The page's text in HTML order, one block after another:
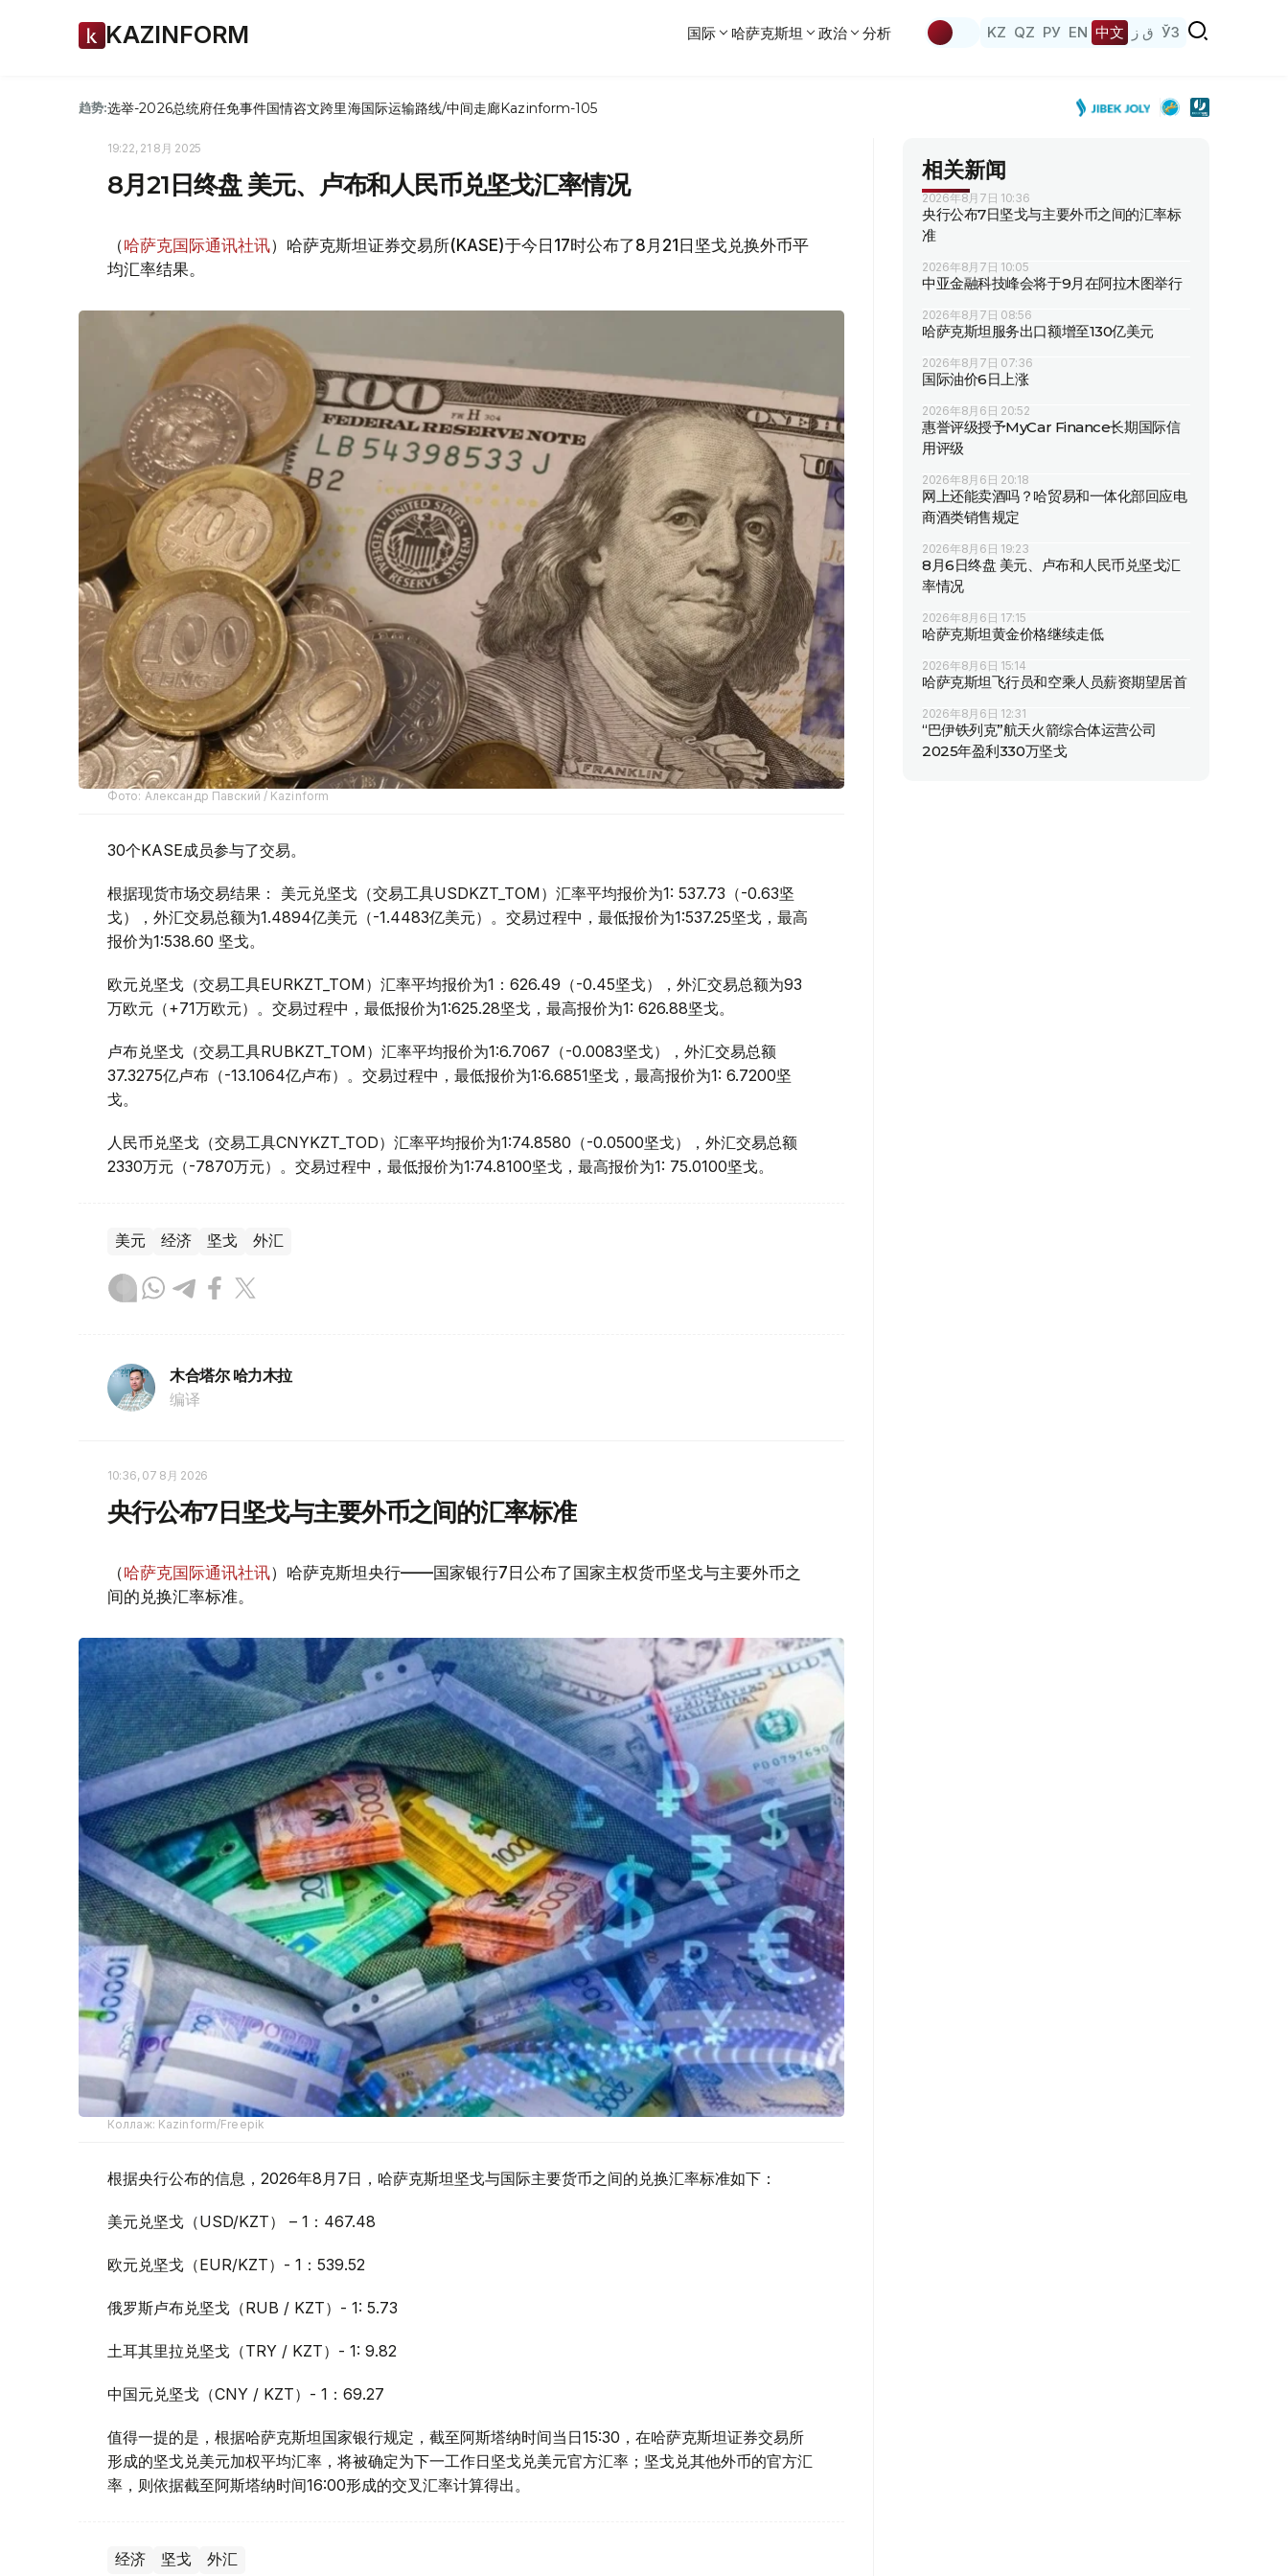
KAZINFORM 国际 哈萨克斯坦 政治 分析 KZ QZ РУ EN 中文 ق ز ЎЗ
趋势:选举-2026总统府任免事件国情咨文跨里海国际运输路线/中间走廊Kazinform-105
19:22, 21 8月 2025
8月21日终盘 美元、卢布和人民币兑坚戈汇率情况
（哈萨克国际通讯社讯）哈萨克斯坦证券交易所(KASE)于今日17时公布了8月21日坚戈兑换外币平
均汇率结果。
Фото: Александр Павский / Kazinform
30个KASE成员参与了交易。
根据现货市场交易结果： 美元兑坚戈（交易工具USDKZT_TOM）汇率平均报价为1: 537.73（-0.63坚
戈），外汇交易总额为1.4894亿美元（-1.4483亿美元）。交易过程中，最低报价为1:537.25坚戈，最高
报价为1:538.60 坚戈。
欧元兑坚戈（交易工具EURKZT_TOM）汇率平均报价为1：626.49（-0.45坚戈），外汇交易总额为93
万欧元（+71万欧元）。交易过程中，最低报价为1:625.28坚戈，最高报价为1: 626.88坚戈。
卢布兑坚戈（交易工具RUBKZT_TOM）汇率平均报价为1:6.7067（-0.0083坚戈），外汇交易总额
37.3275亿卢布（-13.1064亿卢布）。交易过程中，最低报价为1:6.6851坚戈，最高报价为1: 6.7200坚
戈。
人民币兑坚戈（交易工具CNYKZT_TOD）汇率平均报价为1:74.8580（-0.0500坚戈），外汇交易总额
2330万元（-7870万元）。交易过程中，最低报价为1:74.8100坚戈，最高报价为1: 75.0100坚戈。
美元 经济 坚戈 外汇
木合塔尔 哈力木拉
编译
10:36, 07 8月 2026
央行公布7日坚戈与主要外币之间的汇率标准
（哈萨克国际通讯社讯）哈萨克斯坦央行——国家银行7日公布了国家主权货币坚戈与主要外币之
间的兑换汇率标准。
Коллаж: Kazinform/Freepik
根据央行公布的信息，2026年8月7日，哈萨克斯坦坚戈与国际主要货币之间的兑换汇率标准如下：
美元兑坚戈（USD/KZT） – 1：467.48
欧元兑坚戈（EUR/KZT）- 1：539.52
俄罗斯卢布兑坚戈（RUB / KZT）- 1: 5.73
土耳其里拉兑坚戈（TRY / KZT）- 1: 9.82
中国元兑坚戈（CNY / KZT）- 1：69.27
值得一提的是，根据哈萨克斯坦国家银行规定，截至阿斯塔纳时间当日15:30，在哈萨克斯坦证券交易所
形成的坚戈兑美元加权平均汇率，将被确定为下一工作日坚戈兑美元官方汇率；坚戈兑其他外币的官方汇
率，则依据截至阿斯塔纳时间16:00形成的交叉汇率计算得出。
经济 坚戈 外汇
相关新闻
2026年8月7日 10:36
央行公布7日坚戈与主要外币之间的汇率标
准
2026年8月7日 10:05
中亚金融科技峰会将于9月在阿拉木图举行
2026年8月7日 08:56
哈萨克斯坦服务出口额增至130亿美元
2026年8月7日 07:36
国际油价6日上涨
2026年8月6日 20:52
惠誉评级授予MyCar Finance长期国际信
用评级
2026年8月6日 20:18
网上还能卖酒吗？哈贸易和一体化部回应电
商酒类销售规定
2026年8月6日 19:23
8月6日终盘 美元、卢布和人民币兑坚戈汇
率情况
2026年8月6日 17:15
哈萨克斯坦黄金价格继续走低
2026年8月6日 15:14
哈萨克斯坦飞行员和空乘人员薪资期望居首
2026年8月6日 12:31
“巴伊铁列克”航天火箭综合体运营公司
2025年盈利330万坚戈